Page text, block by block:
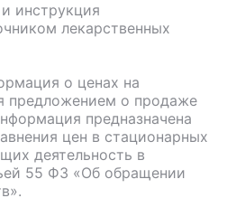
инструкция
лекарственных
о ценах на
предложением о продаже
предназначена
цен в стационарных
деятельность в
55 ФЗ «Об обращении